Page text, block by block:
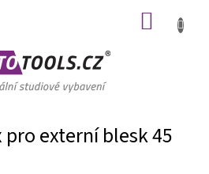
externí blesk 45